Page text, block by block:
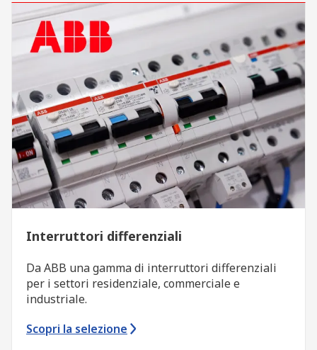
Interruttori differenziali
Da ABB una gamma di interruttori differenziali
per i settori residenziale, commerciale e
industriale.
Scopri la selezione